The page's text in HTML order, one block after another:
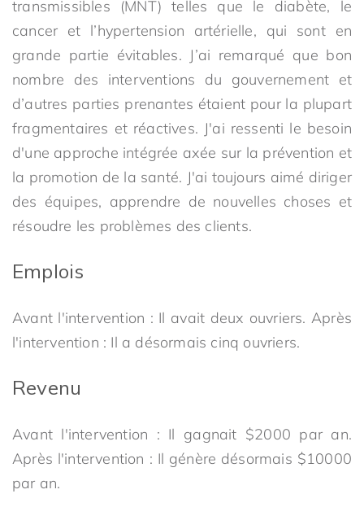
transmissibles (MNT) telles que le diabète, le
cancer et l’hypertension artérielle, qui sont en
grande partie évitables. J’ai remarqué que bon
nombre des interventions du gouvernement et
d’autres parties prenantes étaient pour la plupart
fragmentaires et réactives. J'ai ressenti le besoin
d'une approche intégrée axée sur la prévention et
la promotion de la santé. J'ai toujours aimé diriger
des équipes, apprendre de nouvelles choses et
résoudre les problèmes des clients.
Emplois
Avant l'intervention : Il avait deux ouvriers. Après
l'intervention : Il a désormais cinq ouvriers.
Revenu
Avant l'intervention : Il gagnait $2000 par an.
Après l'intervention : Il génère désormais $10000
par an.